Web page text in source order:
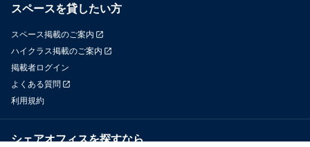
スペースを貸したい方
スペース掲載のご案内
ハイクラス掲載のご案内
掲載者ログイン
よくある質問
利用規約
シェアオフィスを探すなら